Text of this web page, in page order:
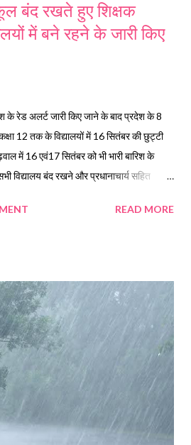
बंद रखते हुए शिक्षक
में बने रहने के जारी किए
के रेड अलर्ट जारी किए जाने के बाद प्रदेश के 8
12 तक के विद्यालयों में 16 सितंबर की छुट्टी
में 16 एवं17 सितंबर को भी भारी बारिश के
विद्यालय बंद रखने और प्रधानाचार्य सहित
में विश्वकर्मा दिवस के चलते पूर्व से भी अवकाश
किए हैं वही जनपद टिहरी गढ़वाल में मौसम
बारिश की चेतावनी के बाद जिला प्रशासन ने 16
से लेकर 12वीं तक के सभी विद्यालयों को बंद रखने
READ MORE